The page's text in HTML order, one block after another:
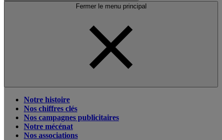
Fermer le menu principal
Notre histoire
Nos chiffres clés
Nos campagnes publicitaires
Notre mécénat
Nos associations